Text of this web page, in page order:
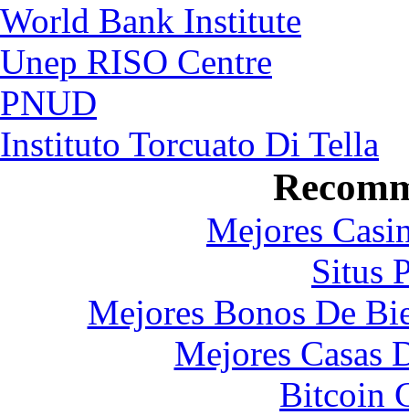
World Bank Institute
Unep RISO Centre
PNUD
Instituto Torcuato Di Tella
Mejores
Situs
Mejores Bonos De
Mejores Casas
Bitcoin